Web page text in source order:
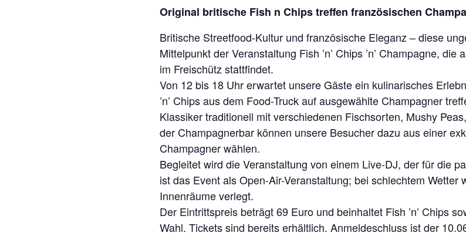
Original britische Fish n Chips treffen französischen
Britische Streetfood-Kultur und französische Eleganz – diese
Mittelpunkt der Veranstaltung Fish ’n’ Chips ’n’ Champagne,
im Freischütz stattfindet.
Von 12 bis 18 Uhr erwartet unsere Gäste ein kulinarisches
’n’ Chips aus dem Food-Truck auf ausgewählte Champagner
Klassiker traditionell mit verschiedenen Fischsorten, Mushy
der Champagnerbar können unsere Besucher dazu aus einer
Champagner wählen.
Begleitet wird die Veranstaltung von einem Live-DJ, der für die
ist das Event als Open-Air-Veranstaltung; bei schlechtem Wetter
Innenräume verlegt.
Der Eintrittspreis beträgt 69 Euro und beinhaltet Fish ’n’ Chips
Wahl. Tickets sind bereits erhältlich. Anmeldeschluss ist der